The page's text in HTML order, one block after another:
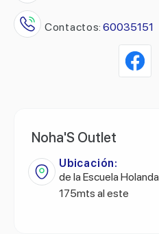
Contactos: 60035151
Noha'S Outlet
Ubicación:
de la Escuela Holanda
175mts al este